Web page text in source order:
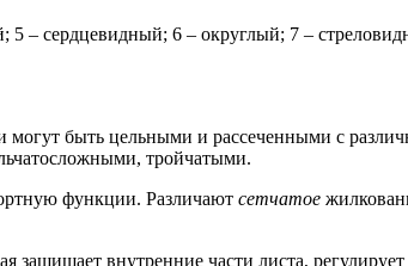
– сердцевидный; 6 – округлый; 7 –
быть цельными и рассеченными с
тройчатыми.
функции. Различают сетчатое
защищает внутренние части листа,